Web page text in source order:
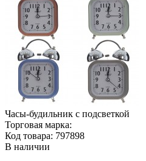
Часы-будильник с подсветкой
Торговая марка:
Код товара: 797898
В наличии